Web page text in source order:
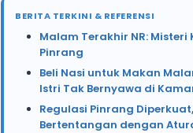
BERITA TERKINI & REFERENSI
Malam Terakhir NR: Misteri
Pinrang
Beli Nasi untuk Makan
Istri Tak Bernyawa di
Regulasi Pinrang
Bertentangan dengan